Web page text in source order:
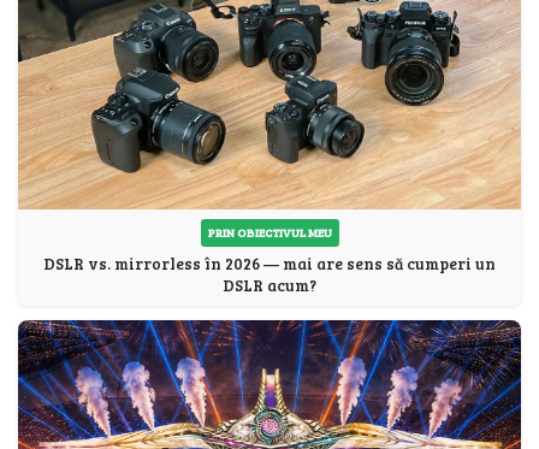
PRIN OBIECTIVUL MEU
DSLR vs. mirrorless în 2026 — mai are sens să cumperi un
DSLR acum?